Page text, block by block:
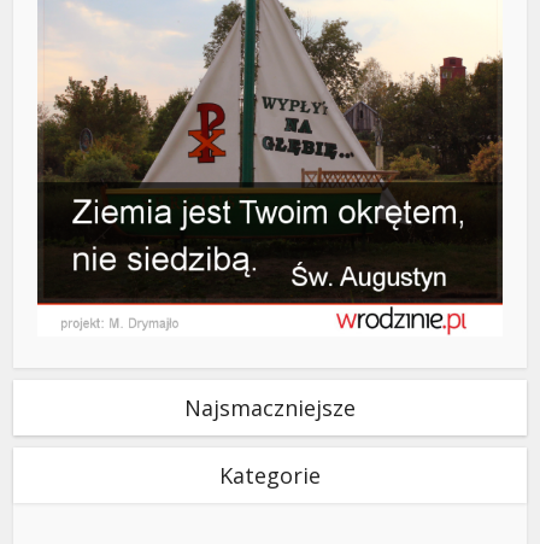
Najsmaczniejsze
Kategorie